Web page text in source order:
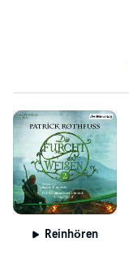
Reinhören